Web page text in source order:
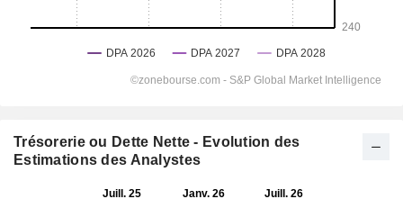
Trésorerie ou Dette Nette - Evolution des
Estimations des Analystes